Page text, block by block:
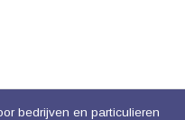
bedrijven en particulieren